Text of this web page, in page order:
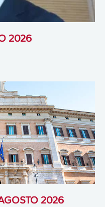
2026
2026